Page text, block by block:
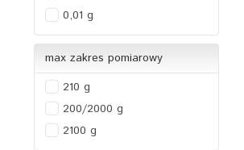
0,01 g
max zakres pomiarowy
210 g
200/2000 g
2100 g